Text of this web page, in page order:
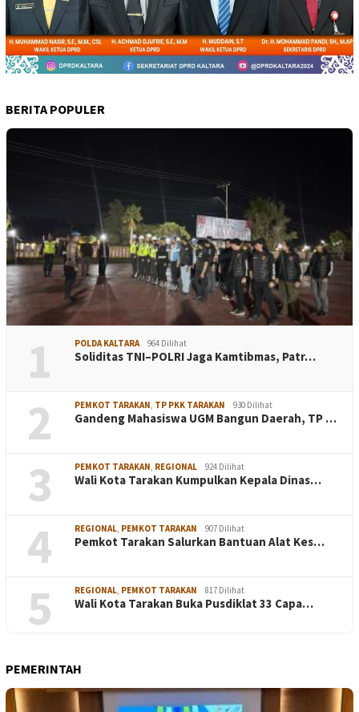
BERITA POPULER
1 POLDA KALTARA 964 Dilihat
Soliditas TNI–POLRI Jaga Kamtibmas, Patr…
2 PEMKOT TARAKAN TP PKK TARAKAN 930 Dilihat
Gandeng Mahasiswa UGM Bangun Daerah, TP …
3 PEMKOT TARAKAN REGIONAL 924 Dilihat
Wali Kota Tarakan Kumpulkan Kepala Dinas…
4 REGIONAL PEMKOT TARAKAN 907 Dilihat
Pemkot Tarakan Salurkan Bantuan Alat Kes…
5 REGIONAL PEMKOT TARAKAN 817 Dilihat
Wali Kota Tarakan Buka Pusdiklat 33 Capa…
PEMERINTAH